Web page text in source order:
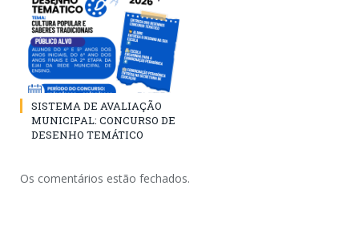
SISTEMA DE AVALIAÇÃO
MUNICIPAL: CONCURSO DE
DESENHO TEMÁTICO
Os comentários estão fechados.